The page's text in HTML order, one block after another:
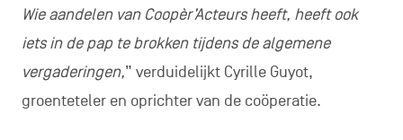
Wie aandelen van Coopèr’Acteurs heeft, heeft ook
iets in de pap te brokken tijdens de algemene
vergaderingen,” verduidelijkt Cyrille Guyot,
groenteteler en oprichter van de coöperatie.